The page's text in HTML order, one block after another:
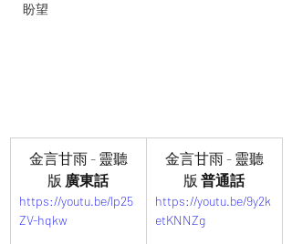
盼望
金言甘雨 - 靈聽
版 廣東話
https://youtu.be/lp25
ZV-hqkw
金言甘雨 - 靈聽
版 普通話
https://youtu.be/9y2k
etKNNZg